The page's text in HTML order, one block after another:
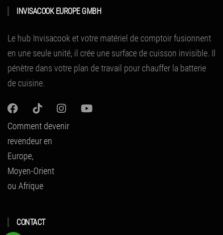
INVISACOOK EUROPE GMBH
Le hub Invisacook et votre matériel de comptoir fusionnent
en une seule unité, il crée une surface de cuisson invisible. Il
pénètre dans votre plan de travail pour chauffer la batterie
de cuisine.
Comment devenir
revendeur en
Europe,
Moyen-Orient
ou Afrique
CONTACT